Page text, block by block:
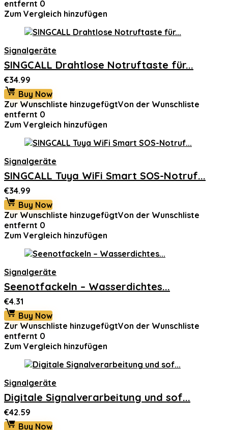
entfernt 0
Zum Vergleich hinzufügen
Signalgeräte
SINGCALL Drahtlose Notruftaste für...
€34.99
Buy Now
Zur Wunschliste hinzugefügtVon der Wunschliste
entfernt 0
Zum Vergleich hinzufügen
Signalgeräte
SINGCALL Tuya WiFi Smart SOS-Notruf...
€34.99
Buy Now
Zur Wunschliste hinzugefügtVon der Wunschliste
entfernt 0
Zum Vergleich hinzufügen
Signalgeräte
Seenotfackeln – Wasserdichtes...
€4.31
Buy Now
Zur Wunschliste hinzugefügtVon der Wunschliste
entfernt 0
Zum Vergleich hinzufügen
Signalgeräte
Digitale Signalverarbeitung und sof...
€42.59
Buy Now